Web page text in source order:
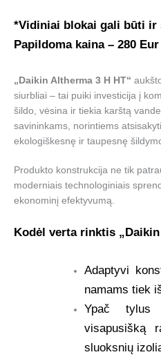
*Vidiniai blokai gali būti ir
Papildoma kaina – 280
„Daikin Altherma 3 H HT“
siurbliai – tai puiki investicija į
šildo, vėsina ir tiekia karštą
savininkams, norintiems
ekologiškesnę ir taupesnę
Produkto konstrukcija ne tik
moderniais technologiniais
ekonominį efektyvumą.
Kodėl verta rinktis
Adaptyvi
namams tiek
Ypač tylus
visapusišką
sluoksnių